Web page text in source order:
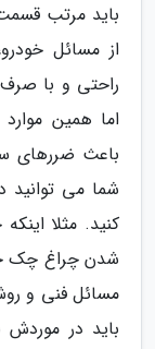
باید مرتب
از مسائل
راحتی و با صرف
اما همین
باعث ضررهای
شما می
کنید. مثلا
شدن چراغ چک
مسائل فنی و
باید در موردش